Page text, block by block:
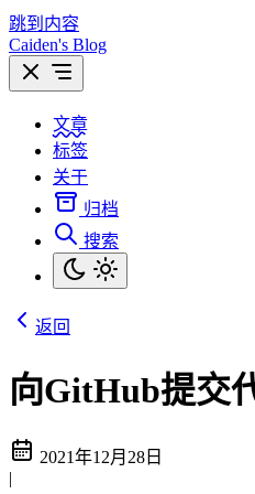
跳到内容
Caiden's Blog
文章
标签
关于
归档
搜索
返回
向GitHub提交
2021年12月28日
|